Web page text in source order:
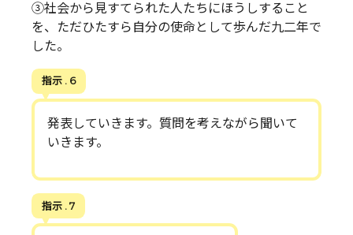
③社会から見すてられた人たちにほうしすること
を、ただひたすら自分の使命として歩んだ九二年で
した。
指示 . 6
発表していきます。質問を考えながら聞いて
いきます。
指示 . 7